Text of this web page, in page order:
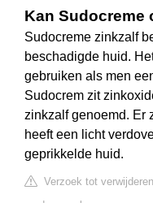
Kan Sudocreme
Sudocreme zinkzalf
beschadigde huid.
gebruiken als men
Sudocrem zit
zinkzalf genoemd. Er
heeft een licht
geprikkelde huid.
Verzoek tot